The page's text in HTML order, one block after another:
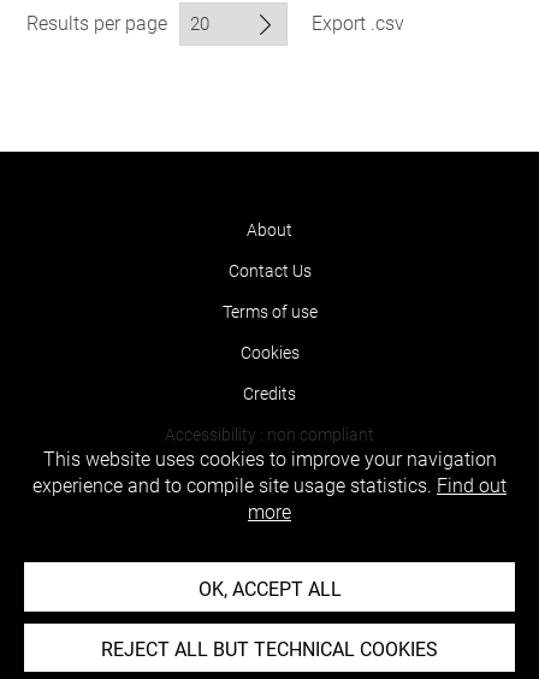
Results per page Export .csv
About
Contact Us
Terms of use
Cookies
Credits
Accessibility : non compliant
This website uses cookies to improve your navigation
experience and to compile site usage statistics. Find out
more
OK, ACCEPT ALL
REJECT ALL BUT TECHNICAL COOKIES